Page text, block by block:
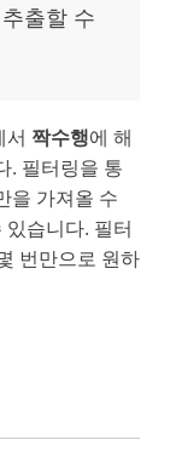
출할 수
서 짝수행에 해
. 필터링을 통
을 가져올 수
습니다. 필터
번만으로 원하